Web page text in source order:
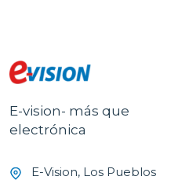
E-vision- más que
electrónica
E-Vision, Los Pueblos